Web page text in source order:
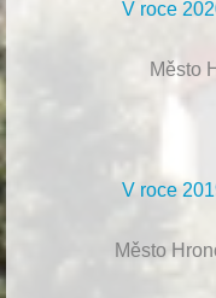
V roce
Město
V roce
Město